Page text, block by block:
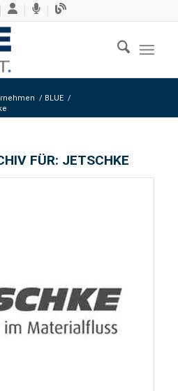
/ BLUE /
FÜR: JETSCHKE